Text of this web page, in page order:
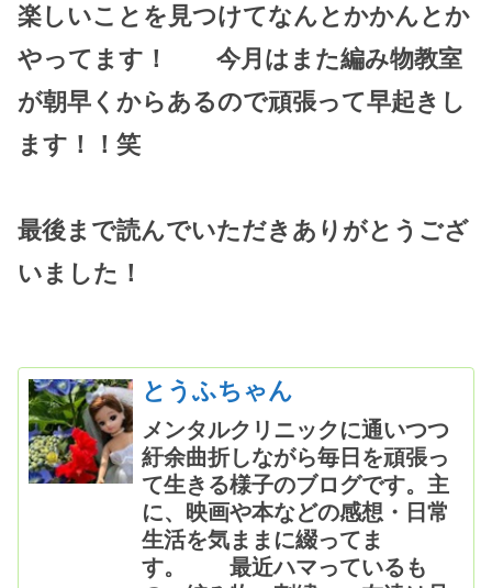
楽しいことを見つけてなんとかかんとか
やってます！ 今月はまた編み物教室
が朝早くからあるので頑張って早起きし
ます！！笑
最後まで読んでいただきありがとうござ
いました！
とうふちゃん
メンタルクリニックに通いつつ
紆余曲折しながら毎日を頑張っ
て生きる様子のブログです。主
に、映画や本などの感想・日常
生活を気ままに綴ってま
す。 最近ハマっているも